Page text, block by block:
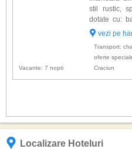
stil rustic,
dotate cu:
Sat Tv. Alte
vezi pe
Vacante: 7 nopti
Transport:
oferte
Craciun
Localizare Hoteluri